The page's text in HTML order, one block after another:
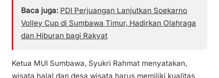
Baca juga: PDI Perjuangan Lanjutkan Soekarno
Volley Cup di Sumbawa Timur, Hadirkan Olahraga
dan Hiburan bagi Rakyat
Ketua MUI Sumbawa, Syukri Rahmat menyatakan,
wisata halal dan desa wisata harus memiliki kualitas